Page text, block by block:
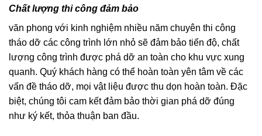
văn phong với kinh nghiệm nhiều năm chuyên thi công
tháo dỡ các công trình lớn nhỏ sẽ đảm bảo tiến độ, chất
lượng công trình được phá dỡ an toàn cho khu vực xung
quanh. Quý khách hàng có thể hoàn toàn yên tâm về các
vấn đề tháo dỡ, mọi vật liệu được thu dọn hoàn toàn. Đặc
biệt, chúng tôi cam kết đảm bảo thời gian phá dỡ đúng